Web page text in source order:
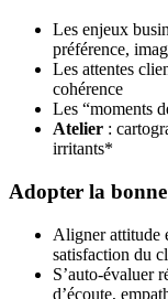
Les enjeux
préférence,
Les attentes
cohérence
Les “moments
Atelier :
irritants*
Adopter la
Aligner attitude
satisfaction du
S’auto-évaluer
d’écoute,